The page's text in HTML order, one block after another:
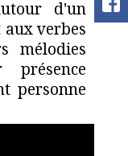
d'un
verbes
mélodies
personne